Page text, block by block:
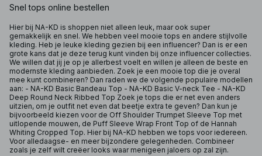
Snel tops online bestellen
Hier bij NA-KD is shoppen niet alleen leuk, maar ook super
gemakkelijk en snel. We hebben veel mooie tops en andere stijlvolle
kleding. Heb je leuke kleding gezien bij een influencer? Dan is er een
grote kans dat je deze terug kunt vinden bij onze influencer collecties.
We willen dat jij je op je allerbest voelt en willen je alleen de beste en
modernste kleding aanbieden. Zoek je een mooie top die je overal
mee kunt combineren? Dan raden we de volgende populaire modellen
aan: - NA-KD Basic Bandeau Top - NA-KD Basic V-neck Tee - NA-KD
Deep Round Neck Ribbed Top Zoek je tops die er net even anders
uitzien, om je outfit net even dat beetje extra te geven? Dan kun je
bijvoorbeeld kiezen voor de Off Shoulder Trumpet Sleeve Top met
uitlopende mouwen, de Puff Sleeve Wrap Front Top of de Hannah
Whiting Cropped Top. Hier bij NA-KD hebben we tops voor iedereen.
Voor alledaagse- en meer bijzondere gelegenheden. Combineer
zoals je zelf wilt creëer looks waar menigeen jaloers op zal zijn.